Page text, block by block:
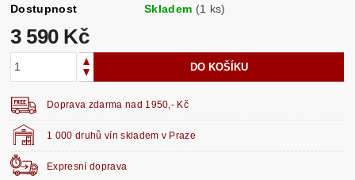
Dostupnost Skladem (1 ks)
3 590 Kč
1 000 druhů vín skladem v Praze
Expresní doprava
Doprava zdarma nad 1950,- Kč